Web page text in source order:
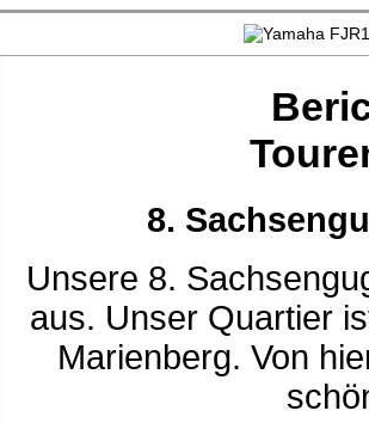
8.
Unsere 8.
aus. Unser Quartier
Marienberg. Von